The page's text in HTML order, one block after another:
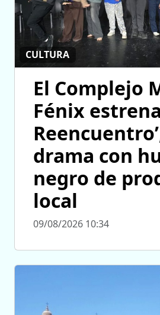
CULTURA
El Complejo
Fénix estrena
drama con
negro de
local
09/08/2026 10:34